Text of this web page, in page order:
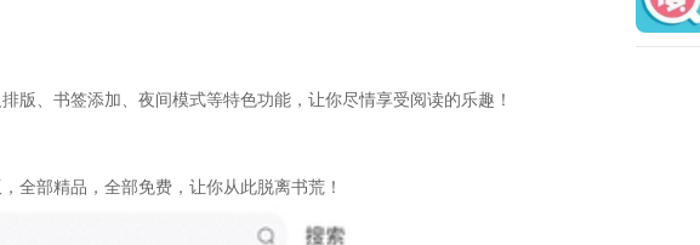
版、书签添加、夜间模式等特色功能，让你尽情享受阅读的乐趣！
全部精品，全部免费，让你从此脱离书荒！